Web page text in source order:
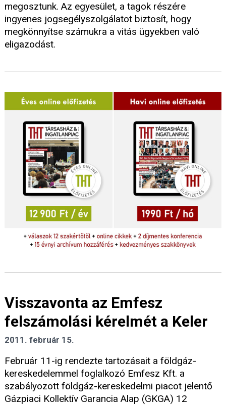
megosztunk. Az egyesület, a tagok részére
ingyenes jogsegélyszolgálatot biztosít, hogy
megkönnyítse számukra a vitás ügyekben való
eligazodást.
Visszavonta az Emfesz
felszámolási kérelmét a Keler
2011. február 15.
Február 11-ig rendezte tartozásait a földgáz-
kereskedelemmel foglalkozó Emfesz Kft. a
szabályozott földgáz-kereskedelmi piacot jelentő
Gázpiaci Kollektív Garancia Alap (GKGA) 12